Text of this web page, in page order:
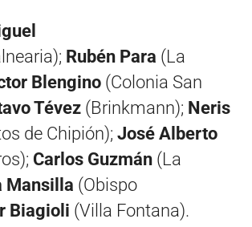
Rubén Para (La
Blengino (Colonia San
Tévez (Brinkmann); Neris
de Chipión); José Alberto
Carlos Guzmán (La
Mansilla (Obispo
Biagioli (Villa Fontana).